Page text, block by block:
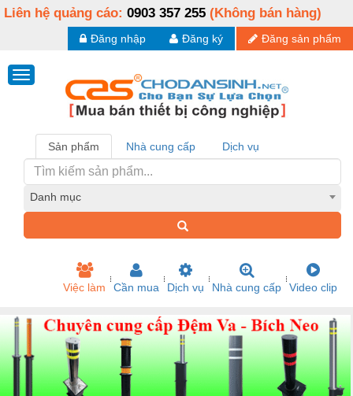
Liên hệ quảng cáo: 0903 357 255 (Không bán hàng)
Đăng sản phẩm
Đăng ký
Đăng nhập
Sản phẩm Nhà cung cấp Dịch vụ
Danh mục
Việc làm Cần mua Dịch vụ Nhà cung cấp Video clip